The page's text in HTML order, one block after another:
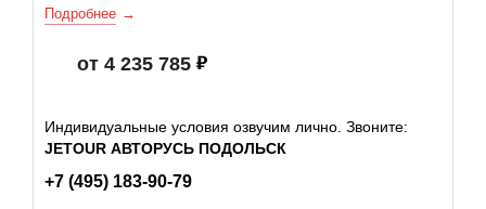
Подробнее
от 4 235 785
Индивидуальные условия озвучим лично. Звоните:
JETOUR АВТОРУСЬ ПОДОЛЬСК
+7 (495) 183-90-79